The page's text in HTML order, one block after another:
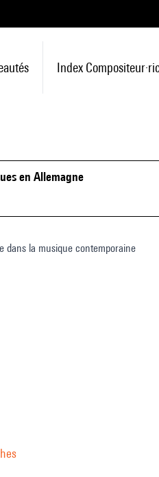
Index
en Allemagne
dans la musique contemporaine